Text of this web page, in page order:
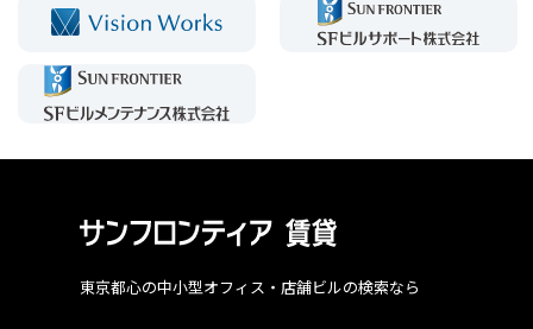
東京都心の中小型オフィス・店舗ビルの検索なら